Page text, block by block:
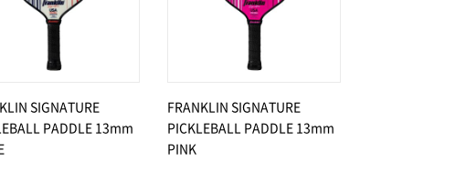
SIGNATURE
PADDLE 13mm
FRANKLIN SIGNATURE
PICKLEBALL PADDLE 13mm
PINK